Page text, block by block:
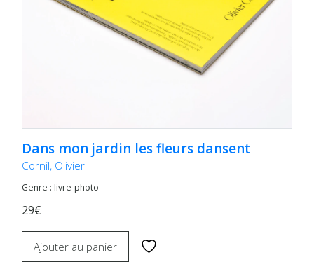
Dans mon jardin les fleurs dansent
Cornil, Olivier
Genre : livre-photo
29€
Ajouter au panier